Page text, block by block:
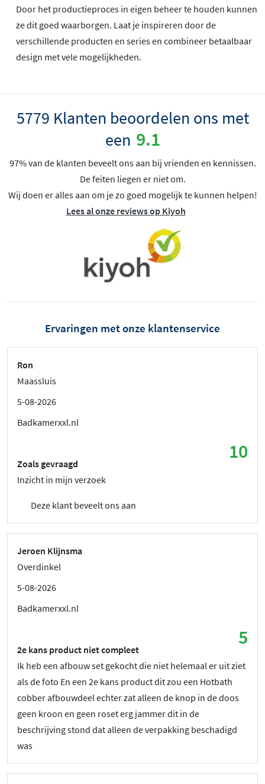
Door het productieproces in eigen beheer te houden kunnen
ze dit goed waarborgen. Laat je inspireren door de
verschillende producten en series en combineer betaalbaar
design met vele mogelijkheden.
5779 Klanten beoordelen ons met
een 9.1
97% van de klanten beveelt ons aan bij vrienden en kennissen.
De feiten liegen er niet om.
Wij doen er alles aan om je zo goed mogelijk te kunnen helpen!
Lees al onze reviews op Kiyoh
Ervaringen met onze klantenservice
Ron
Maassluis
5-08-2026
Badkamerxxl.nl
10
Zoals gevraagd
Inzicht in mijn verzoek
Deze klant beveelt ons aan
Jeroen Klijnsma
Overdinkel
5-08-2026
Badkamerxxl.nl
5
2e kans product niet compleet
Ik heb een afbouw set gekocht die niet helemaal er uit ziet
als de foto En een 2e kans product dit zou een Hotbath
cobber afbouwdeel echter zat alleen de knop in de doos
geen kroon en geen roset erg jammer dit in de
beschrijving stond dat alleen de verpakking beschadigd
was